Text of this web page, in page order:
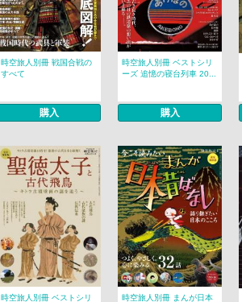
時空旅人別冊 戦国合戦の
すべて
購入
時空旅人別冊 ベストシリ
ーズ 追憶の寝台列車 20...
購入
時空旅人別冊 ベストシリ
時空旅人別冊 まんが日本